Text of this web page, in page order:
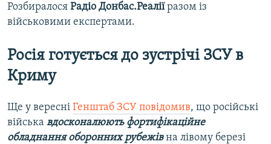
Розбиралося Радіо Донбас.Реаліїразом із
військовими експертами.
Росія готується до зустрічі ЗСУ в
Криму
Ще у вересні Генштаб ЗСУ повідомив, що російські
війська вдосконалюють фортифікаційне
обладнання оборонних рубежівна лівому березі